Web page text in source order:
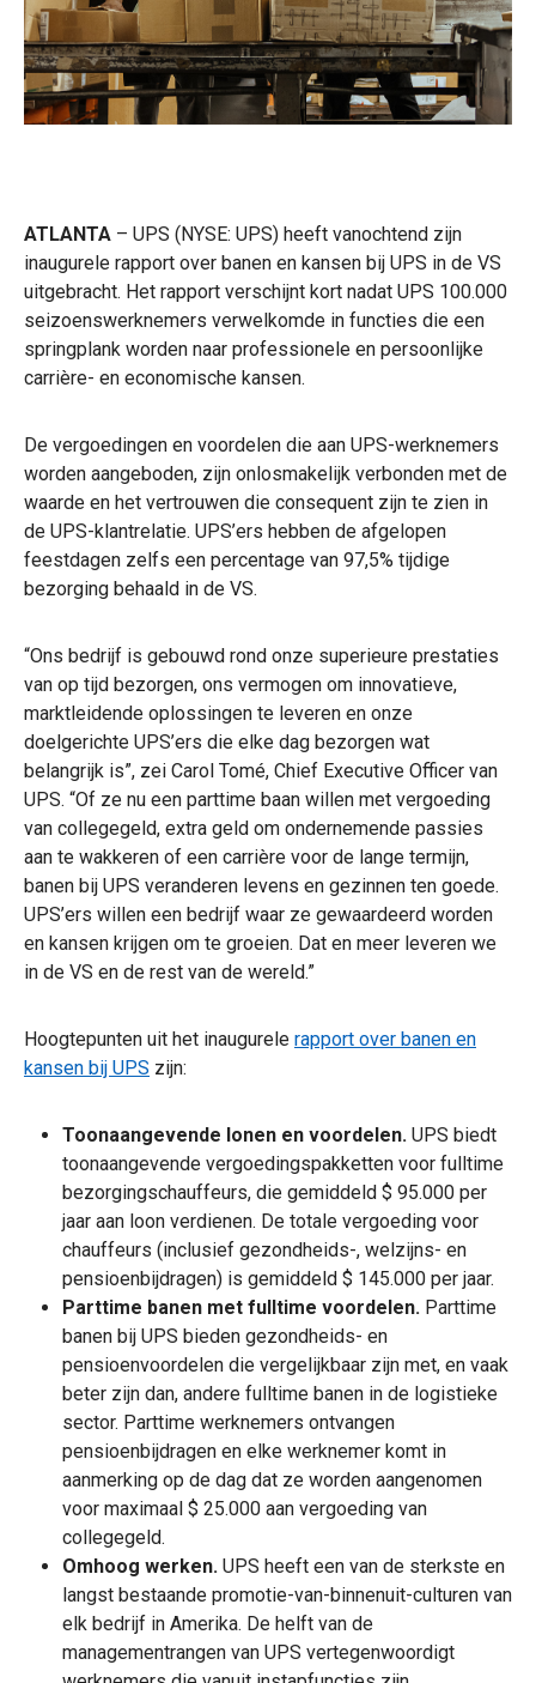
ATLANTA – UPS (NYSE: UPS) heeft vanochtend zijn
inaugurele rapport over banen en kansen bij UPS in de VS
uitgebracht. Het rapport verschijnt kort nadat UPS 100.000
seizoenswerknemers verwelkomde in functies die een
springplank worden naar professionele en persoonlijke
carrière- en economische kansen.
De vergoedingen en voordelen die aan UPS-werknemers
worden aangeboden, zijn onlosmakelijk verbonden met de
waarde en het vertrouwen die consequent zijn te zien in
de UPS-klantrelatie. UPS’ers hebben de afgelopen
feestdagen zelfs een percentage van 97,5% tijdige
bezorging behaald in de VS.
“Ons bedrijf is gebouwd rond onze superieure prestaties
van op tijd bezorgen, ons vermogen om innovatieve,
marktleidende oplossingen te leveren en onze
doelgerichte UPS’ers die elke dag bezorgen wat
belangrijk is”, zei Carol Tomé, Chief Executive Officer van
UPS. “Of ze nu een parttime baan willen met vergoeding
van collegegeld, extra geld om ondernemende passies
aan te wakkeren of een carrière voor de lange termijn,
banen bij UPS veranderen levens en gezinnen ten goede.
UPS’ers willen een bedrijf waar ze gewaardeerd worden
en kansen krijgen om te groeien. Dat en meer leveren we
in de VS en de rest van de wereld.”
Hoogtepunten uit het inaugurele rapport over banen en
kansen bij UPS zijn:
Toonaangevende lonen en voordelen. UPS biedt
toonaangevende vergoedingspakketten voor fulltime
bezorgingschauffeurs, die gemiddeld $ 95.000 per
jaar aan loon verdienen. De totale vergoeding voor
chauffeurs (inclusief gezondheids-, welzijns- en
pensioenbijdragen) is gemiddeld $ 145.000 per jaar.
Parttime banen met fulltime voordelen. Parttime
banen bij UPS bieden gezondheids- en
pensioenvoordelen die vergelijkbaar zijn met, en vaak
beter zijn dan, andere fulltime banen in de logistieke
sector. Parttime werknemers ontvangen
pensioenbijdragen en elke werknemer komt in
aanmerking op de dag dat ze worden aangenomen
voor maximaal $ 25.000 aan vergoeding van
collegegeld.
Omhoog werken. UPS heeft een van de sterkste en
langst bestaande promotie-van-binnenuit-culturen van
elk bedrijf in Amerika. De helft van de
managementrangen van UPS vertegenwoordigt